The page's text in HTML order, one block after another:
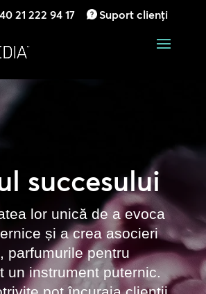
21 222 94 17 Suport clienți
succesului
lor unică de a evoca
și a crea asocieri
parfumurile pentru
un instrument puternic.